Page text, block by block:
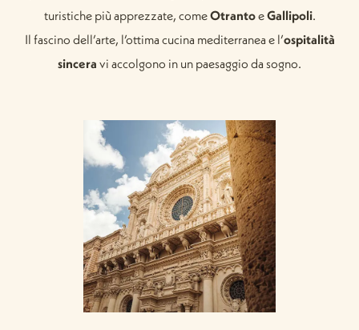
turistiche più apprezzate, comeOtrantoeGallipoli.
Il fascino dell’arte, l’ottima cucina mediterranea e l’ospitalità
sincera vi accolgono in un paesaggio da sogno.